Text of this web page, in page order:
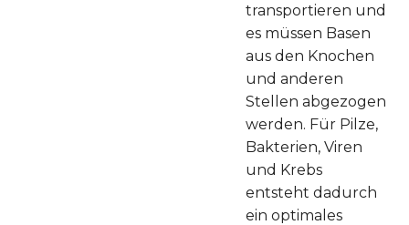
transportieren und
es müssen Basen
aus den Knochen
und anderen
Stellen abgezogen
werden. Für Pilze,
Bakterien, Viren
und Krebs
entsteht dadurch
ein optimales